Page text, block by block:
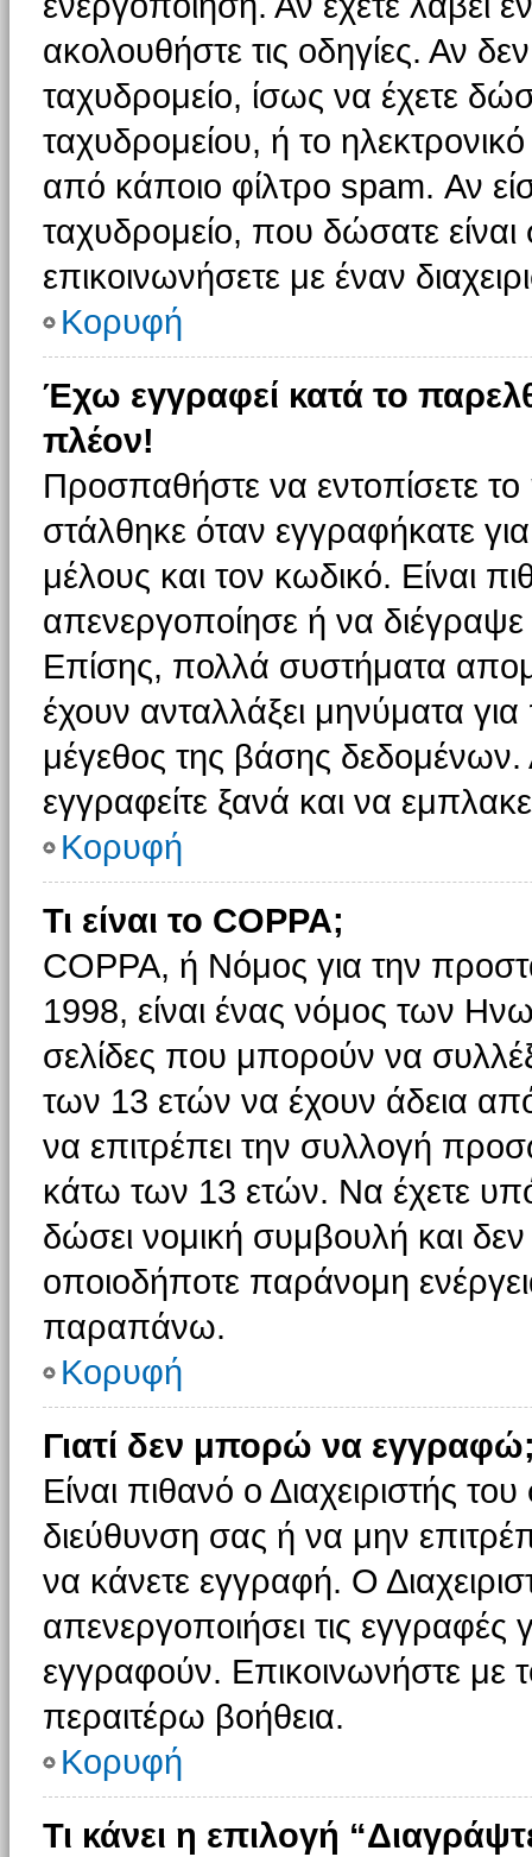
ακολουθήστε τις οδηγίες. Αν
ταχυδρομείο, ίσως να έχετε
ταχυδρομείου, ή το
από κάποιο φίλτρο spam. Αν
ταχυδρομείο, που δώσατε
επικοινωνήσετε με έναν
Κορυφή
Έχω εγγραφεί κατά το
πλέον!
Προσπαθήστε να εντοπίσετε
στάλθηκε όταν εγγραφήκατε
μέλους και τον κωδικό. Είναι
απενεργοποίησε ή να
Επίσης, πολλά συστήματα
έχουν ανταλλάξει μηνύματα
μέγεθος της βάσης
εγγραφείτε ξανά και να
Κορυφή
Τι είναι το COPPA;
COPPA, ή Νόμος για την
1998, είναι ένας νόμος των
σελίδες που μπορούν να
των 13 ετών να έχουν άδεια
να επιτρέπει την συλλογή
κάτω των 13 ετών. Να έχετε
δώσει νομική συμβουλή και δεν
οποιοδήποτε παράνομη
παραπάνω.
Κορυφή
Γιατί δεν μπορώ να
Είναι πιθανό ο Διαχειριστής
διεύθυνση σας ή να μην
να κάνετε εγγραφή. Ο
απενεργοποιήσει τις εγγραφές
εγγραφούν. Επικοινωνήστε με
περαιτέρω βοήθεια.
Κορυφή
Τι κάνει η επιλογή